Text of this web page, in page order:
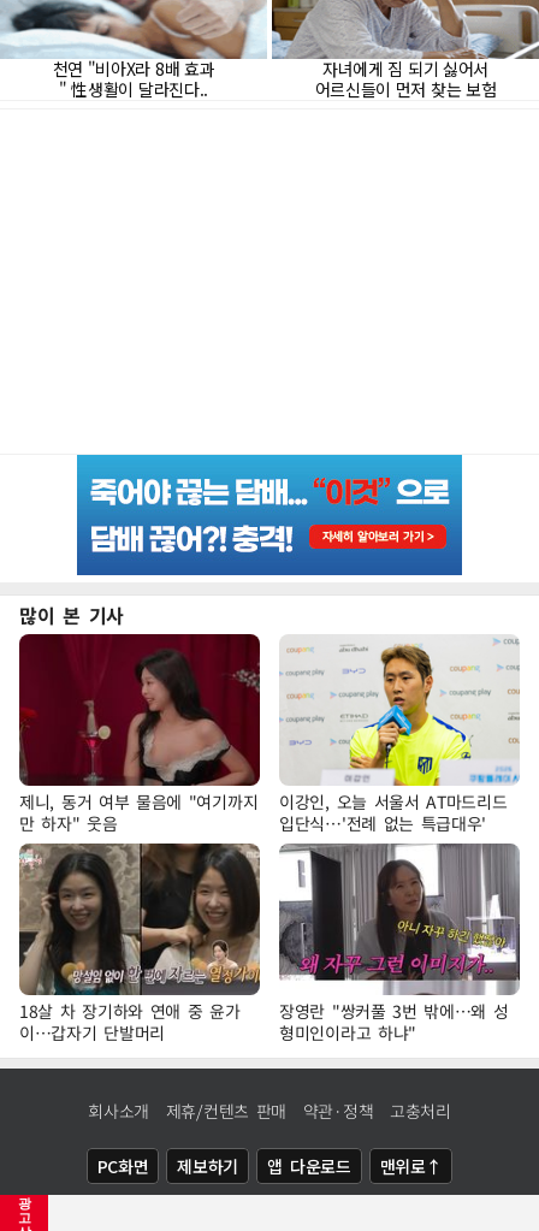
광
고
많이 본 기사
제니, 동거 여부 물음에 "여기까지
만 하자" 웃음
이강인, 오늘 서울서 AT마드리드
입단식…'전례 없는 특급대우'
18살 차 장기하와 연애 중 윤가
이…갑자기 단발머리
장영란 "쌍커풀 3번 밖에…왜 성
형미인이라고 하냐"
회사소개 제휴/컨텐츠 판매 약관·정책 고충처리
PC화면 제보하기 앱 다운로드 맨위로↑